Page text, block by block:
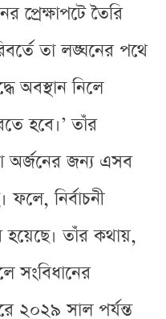
প্রেক্ষাপটে তৈরি
তা লঙ্ঘনের পথে
অবস্থান নিলে
হবে।’ তাঁর
অর্জনের জন্য এসব
নির্বাচনী
হয়েছে। তাঁর কথায়,
সংবিধানের
২০২৯ সাল পর্যন্ত